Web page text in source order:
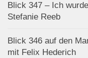
Blick 347 – Ich
Stefanie Reeb
Blick 346 auf den
mit Felix Hederich